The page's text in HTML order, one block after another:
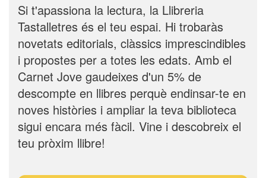
Si t'apassiona la lectura, la Llibreria
Tastalletres és el teu espai. Hi trobaràs
novetats editorials, clàssics imprescindibles
i propostes per a totes les edats. Amb el
Carnet Jove gaudeixes d'un 5% de
descompte en llibres perquè endinsar-te en
noves històries i ampliar la teva biblioteca
sigui encara més fàcil. Vine i descobreix el
teu pròxim llibre!